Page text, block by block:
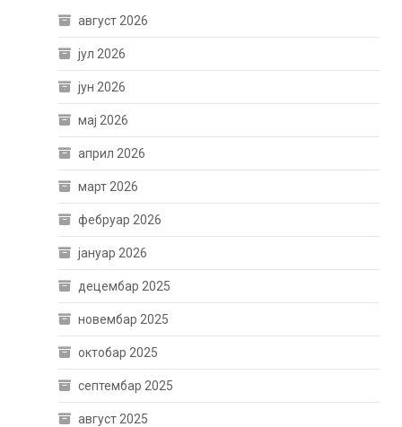
август 2026
јул 2026
јун 2026
мај 2026
април 2026
март 2026
фебруар 2026
јануар 2026
децембар 2025
новембар 2025
октобар 2025
септембар 2025
август 2025